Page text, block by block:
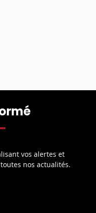
vos alertes et
nos actualités.